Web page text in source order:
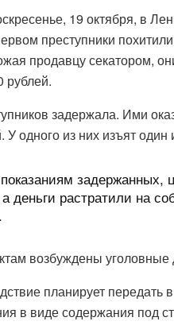
19 октября, в
преступники
продавцу секатором,
рублей.
задержала. Ими
У одного из них изъят
деньги растратили на
возбуждены уголовные
планирует
в виде содержания под